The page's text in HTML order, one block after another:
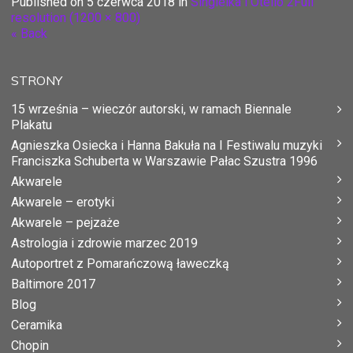
resolution (1200 × 800)
« Back
STRONY
15 września – wieczór autorski, w ramach Biennale
Plakatu
Agnieszka Osiecka i Hanna Bakuła na I Festiwalu muzyki
Franciszka Schuberta w Warszawie Pałac Szustra 1996
Akwarele
Akwarele – erotyki
Akwarele – pejzaże
Astrologia i zdrowie marzec 2019
Autoportret z Pomarańczową ławeczką
Baltimore 2017
Blog
Ceramika
Chopin